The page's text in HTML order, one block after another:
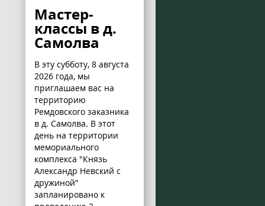
Мастер-
классы в д.
Самолва
В эту субботу, 8 августа
2026 года, мы
приглашаем вас на
территорию
Ремдовского заказника
в д. Самолва. В этот
день на территории
мемориального
комплекса "Князь
Александр Невский с
дружиной"
запланировано к